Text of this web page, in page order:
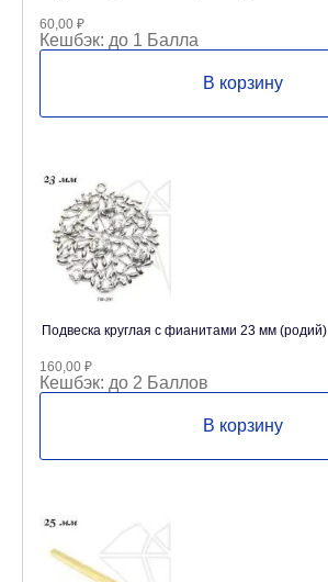
60,00 ₽
Кешбэк: до 1 Балла
В корзину
Подвеска круглая с фианитами 23 мм (родий)
160,00 ₽
Кешбэк: до 2 Баллов
В корзину